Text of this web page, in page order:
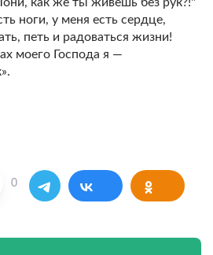
ноги, у меня есть сердце,
петь и радоваться жизни!
моего Господа я —
0